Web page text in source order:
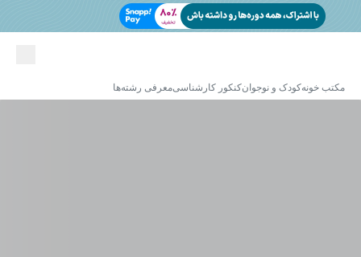
مکتب خونهکودک و نوجوانکنکور کارشناسیمعرفی رشته‌ها